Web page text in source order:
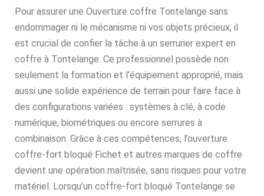
Pour assurer une Ouverture coffre Tontelange sans
endommager ni le mécanisme ni vos objets précieux, il
est crucial de confier la tâche à un serrurier expert en
coffre à Tontelange. Ce professionnel possède non
seulement la formation et l’équipement approprié, mais
aussi une solide expérience de terrain pour faire face à
des configurations variées : systèmes à clé, à code
numérique, biométriques ou encore serrures à
combinaison. Grâce à ces compétences, l’ouverture
coffre-fort bloqué Fichet et autres marques de coffre
devient une opération maîtrisée, sans risques pour votre
matériel. Lorsqu’un coffre-fort bloqué Tontelange se